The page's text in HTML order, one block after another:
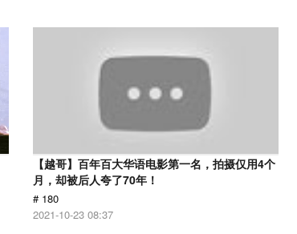
【越哥】百年百大华语电影第一名，拍摄仅用4个
月，却被后人夸了70年！
# 180
2021-10-23 08:37